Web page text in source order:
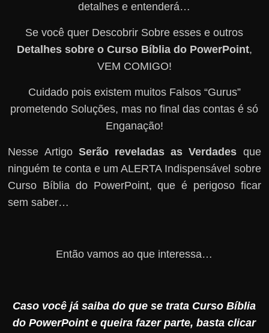
detalhes e entenderá…
Se você quer Descobrir Sobre esses e outros
Detalhes sobre o Curso Bíblia do PowerPoint,
VEM COMIGO!
Cuidado pois existem muitos Falsos “Gurus”
prometendo Soluções, mas no final das contas é só
Enganação!
Nesse Artigo Serão reveladas as Verdades que
ninguém te conta e um ALERTA Indispensável sobre
Curso Bíblia do PowerPoint, que é perigoso ficar
sem saber…
Então vamos ao que interessa…
Caso você já saiba do que se trata Curso Bíblia
do PowerPoint e queira fazer parte, basta clicar